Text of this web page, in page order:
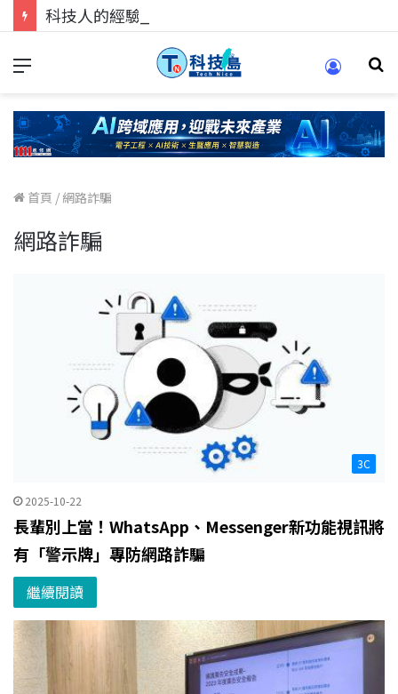
首頁 / 網路詐騙
網路詐騙
3C
2025-10-22
長輩別上當！WhatsApp、Messenger新功能視訊將
有「警示牌」專防網路詐騙
繼續閱讀